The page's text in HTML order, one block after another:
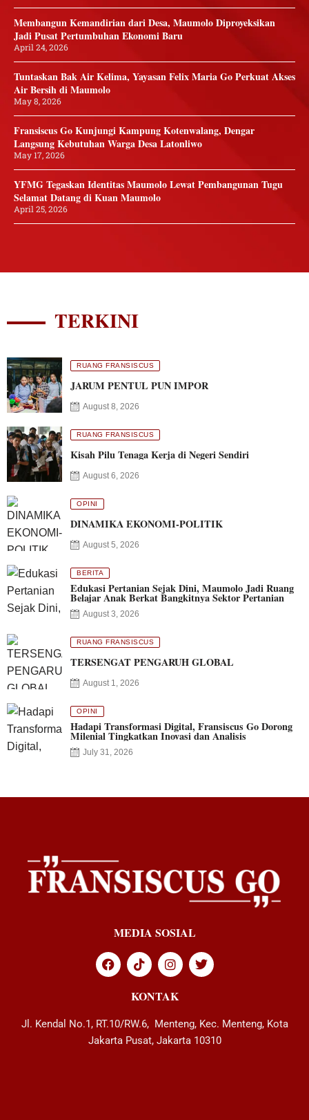
Membangun Kemandirian dari Desa, Maumolo Diproyeksikan
Jadi Pusat Pertumbuhan Ekonomi Baru
April 24, 2026
Tuntaskan Bak Air Kelima, Yayasan Felix Maria Go Perkuat Akses
Air Bersih di Maumolo
May 8, 2026
Fransiscus Go Kunjungi Kampung Kotenwalang, Dengar
Langsung Kebutuhan Warga Desa Latonliwo
May 17, 2026
YFMG Tegaskan Identitas Maumolo Lewat Pembangunan Tugu
Selamat Datang di Kuan Maumolo
April 25, 2026
TERKINI
RUANG FRANSISCUS
JARUM PENTUL PUN IMPOR
August 8, 2026
RUANG FRANSISCUS
Kisah Pilu Tenaga Kerja di Negeri Sendiri
August 6, 2026
OPINI
DINAMIKA EKONOMI-POLITIK
August 5, 2026
BERITA
Edukasi Pertanian Sejak Dini, Maumolo Jadi Ruang
Belajar Anak Berkat Bangkitnya Sektor Pertanian
August 3, 2026
RUANG FRANSISCUS
TERSENGAT PENGARUH GLOBAL
August 1, 2026
OPINI
Hadapi Transformasi Digital, Fransiscus Go Dorong
Milenial Tingkatkan Inovasi dan Analisis
July 31, 2026
MEDIA SOSIAL
KONTAK
Jl. Kendal No.1, RT.10/RW.6, Menteng, Kec. Menteng, Kota
Jakarta Pusat, Jakarta 10310